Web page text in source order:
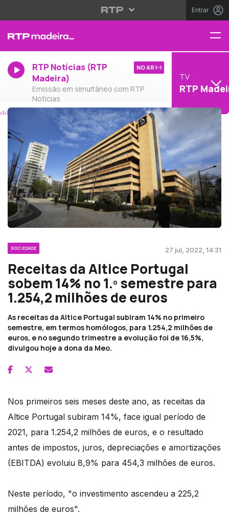
Entrar
RTP Notícias (RTP
Madeira)
Emissão em simultâneo com RTP
Notícias
NO AR
TV
RTP
SOCIEDADE 27 jul, 2022, 14:31
Receitas da Altice Portugal
sobem 14% no 1.º semestre para
1.254,2 milhões de euros
As receitas da Altice Portugal subiram 14% no primeiro
semestre, em termos homólogos, para 1.254,2 milhões de
euros, e no segundo trimestre a evolução foi de 16,5%,
divulgou hoje a dona da Meo.
Nos primeiros seis meses deste ano, as receitas da
Altice Portugal subiram 14%, face igual período de
2021, para 1.254,2 milhões de euros, e o resultado
antes de impostos, juros, depreciações e amortizações
(EBITDA) evoluiu 8,9% para 454,3 milhões de euros.
Neste período, "o investimento ascendeu a 225,2
milhões de euros".